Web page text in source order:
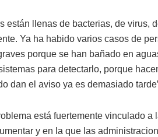
están llenas de bacterias, de virus,
Ya ha habido varios casos de
porque se han bañado en
para detectarlo, porque
dan el aviso ya es demasiado
está fuertemente vinculado a
y en la que las